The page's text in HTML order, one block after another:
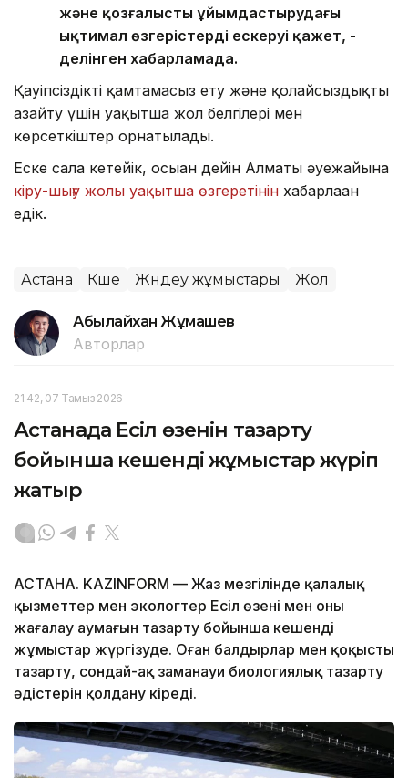
және қозғалысты ұйымдастырудағы
ықтимал өзгерістерді ескеруі қажет, -
делінген хабарламада.
Қауіпсіздікті қамтамасыз ету және қолайсыздықты
азайту үшін уақытша жол белгілері мен
көрсеткіштер орнатылады.
Еске сала кетейік, осыған дейін Алматы әуежайына
кіру-шығу жолы уақытша өзгеретінін хабарлаған
едік.
Астана Көше Жөндеу жұмыстары Жол
Абылайхан Жұмашев
Авторлар
21:42, 07 Тамыз 2026
Астанада Есіл өзенін тазарту
бойынша кешенді жұмыстар жүріп
жатыр
АСТАНА. KAZINFORM — Жаз мезгілінде қалалық
қызметтер мен экологтер Есіл өзені мен оның
жағалау аумағын тазарту бойынша кешенді
жұмыстар жүргізуде. Оған балдырлар мен қоқысты
тазарту, сондай-ақ заманауи биологиялық тазарту
әдістерін қолдану кіреді.